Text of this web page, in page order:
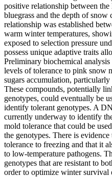
positive relationship between
bluegrass and the depth of snow
relationship was established
warm winter temperatures,
exposed to selection pressure
possess unique adaptive traits
Preliminary biochemical
levels of tolerance to pink snow
sugars accumulation,
These compounds, potentially
genotypes, could eventually be
identify tolerant genotypes. A
currently underway to identify
mold tolerance that could be
the genotypes. There is
tolerance to freezing and that it
to low-temperature pathogens.
genotypes that are resistant to
order to optimize winter survival